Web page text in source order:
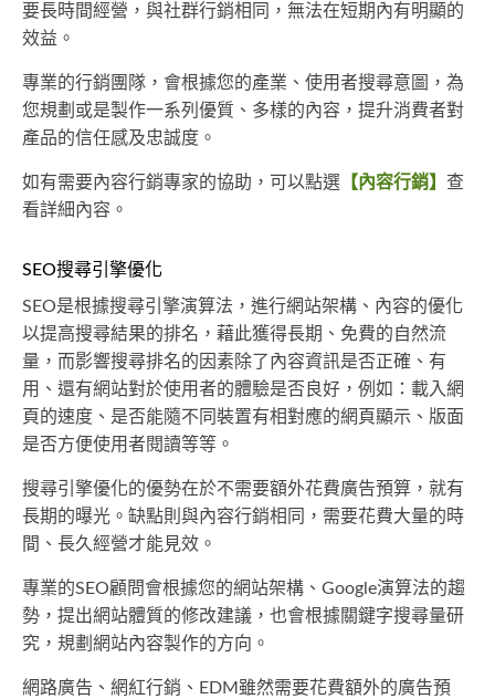
要長時間經營，與社群行銷相同，無法在短期內有明顯的
效益。
專業的行銷團隊，會根據您的產業、使用者搜尋意圖，為
您規劃或是製作一系列優質、多樣的內容，提升消費者對
產品的信任感及忠誠度。
如有需要內容行銷專家的協助，可以點選 【內容行銷】 查
看詳細內容。
SEO搜尋引擎優化
SEO是根據搜尋引擎演算法，進行網站架構、內容的優化
以提高搜尋結果的排名，藉此獲得長期、免費的自然流
量，而影響搜尋排名的因素除了內容資訊是否正確、有
用、還有網站對於使用者的體驗是否良好，例如：載入網
頁的速度、是否能隨不同裝置有相對應的網頁顯示、版面
是否方便使用者閱讀等等。
搜尋引擎優化的優勢在於不需要額外花費廣告預算，就有
長期的曝光。缺點則與內容行銷相同，需要花費大量的時
間、長久經營才能見效。
專業的SEO顧問會根據您的網站架構、Google演算法的趨
勢，提出網站體質的修改建議，也會根據關鍵字搜尋量研
究，規劃網站內容製作的方向。
網路廣告、網紅行銷、EDM雖然需要花費額外的廣告預